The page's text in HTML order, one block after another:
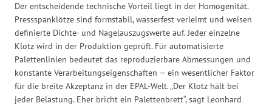
Der entscheidende technische Vorteil liegt in der Homogenität.
Pressspanklötze sind formstabil, wasserfest verleimt und weisen
definierte Dichte- und Nagelauszugswerte auf. Jeder einzelne
Klotz wird in der Produktion geprüft. Für automatisierte
Palettenlinien bedeutet das reproduzierbare Abmessungen und
konstante Verarbeitungseigenschaften — ein wesentlicher Faktor
für die breite Akzeptanz in der EPAL-Welt. „Der Klotz hält bei
jeder Belastung. Eher bricht ein Palettenbrett“, sagt Leonhard